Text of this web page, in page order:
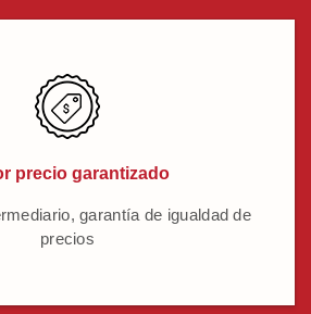
precio garantizado
garantía de igualdad de
precios